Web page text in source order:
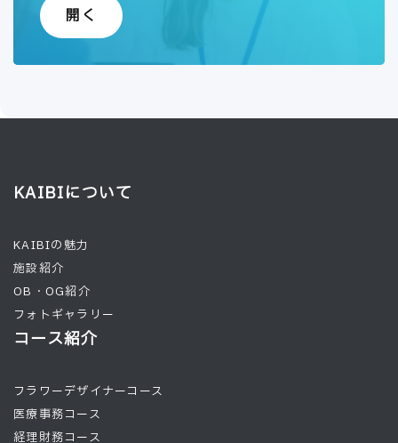
開く
KAIBIについて
KAIBIの魅力
施設紹介
OB・OG紹介
フォトギャラリー
コース紹介
フラワーデザイナーコース
医療事務コース
経理財務コース